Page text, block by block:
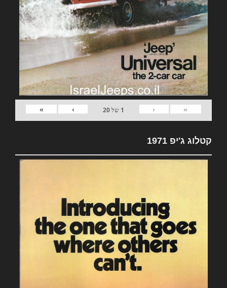
«
‹
1 של20
›
»
קטלוג ג'יפ 1971